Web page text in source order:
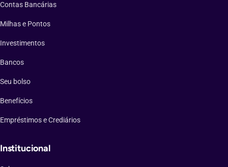
Contas Bancárias
Milhas e Pontos
Investimentos
Bancos
Seu bolso
Benefícios
Empréstimos e Crediários
Institucional